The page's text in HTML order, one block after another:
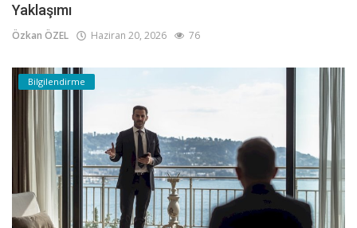
Yaklaşımı
Özkan ÖZEL Haziran 20, 2026 76
Bilgilendirme